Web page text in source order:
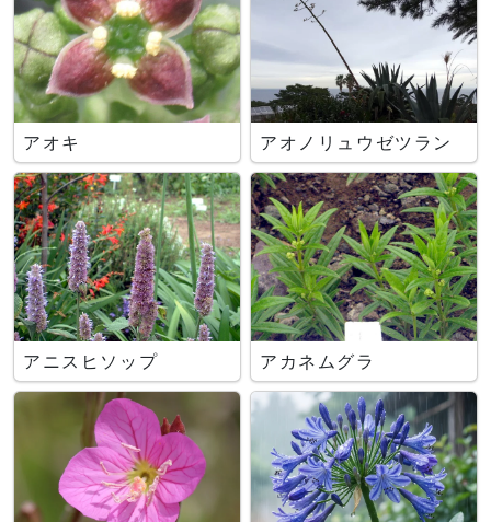
アオキ アオノリュウゼツラン
アニスヒソップ アカネムグラ